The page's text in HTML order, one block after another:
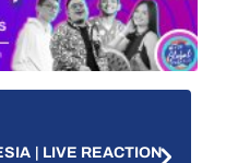
| LIVE REACTION